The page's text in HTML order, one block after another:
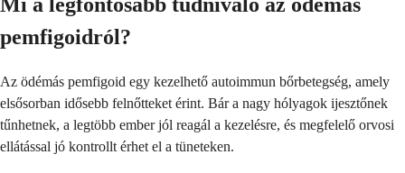
Mi a legfontosabb tudnivaló az ödémás
pemfigoidról?
Az ödémás pemfigoid egy kezelhető autoimmun bőrbetegség, amely
elsősorban idősebb felnőtteket érint. Bár a nagy hólyagok ijesztőnek
tűnhetnek, a legtöbb ember jól reagál a kezelésre, és megfelelő orvosi
ellátással jó kontrollt érhet el a tüneteken.